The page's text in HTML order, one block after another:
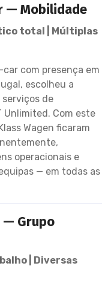
— Mobilidade
total | Múltiplas
com presença em
escolheu a
serviços de
Com este
Wagen ficaram
operacionais e
— em todas as
— Grupo
| Diversas